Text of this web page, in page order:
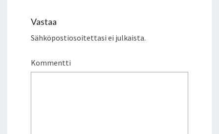
Vastaa
Sähköpostiosoitettasi ei julkaista.
Kommentti